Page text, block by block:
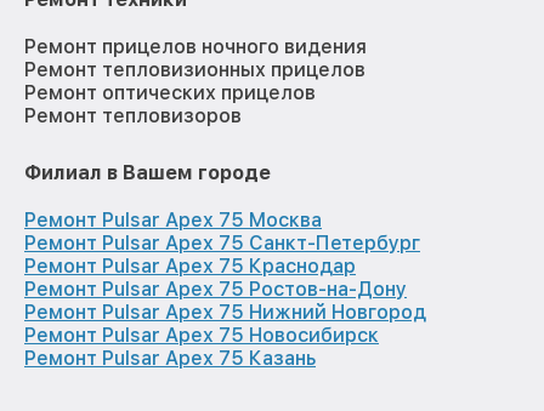
Ремонт прицелов ночного видения
Ремонт тепловизионных прицелов
Ремонт оптических прицелов
Ремонт тепловизоров
Филиал в Вашем городе
Ремонт Pulsar Apex 75 Москва
Ремонт Pulsar Apex 75 Санкт-Петербург
Ремонт Pulsar Apex 75 Краснодар
Ремонт Pulsar Apex 75 Ростов-на-Дону
Ремонт Pulsar Apex 75 Нижний Новгород
Ремонт Pulsar Apex 75 Новосибирск
Ремонт Pulsar Apex 75 Казань